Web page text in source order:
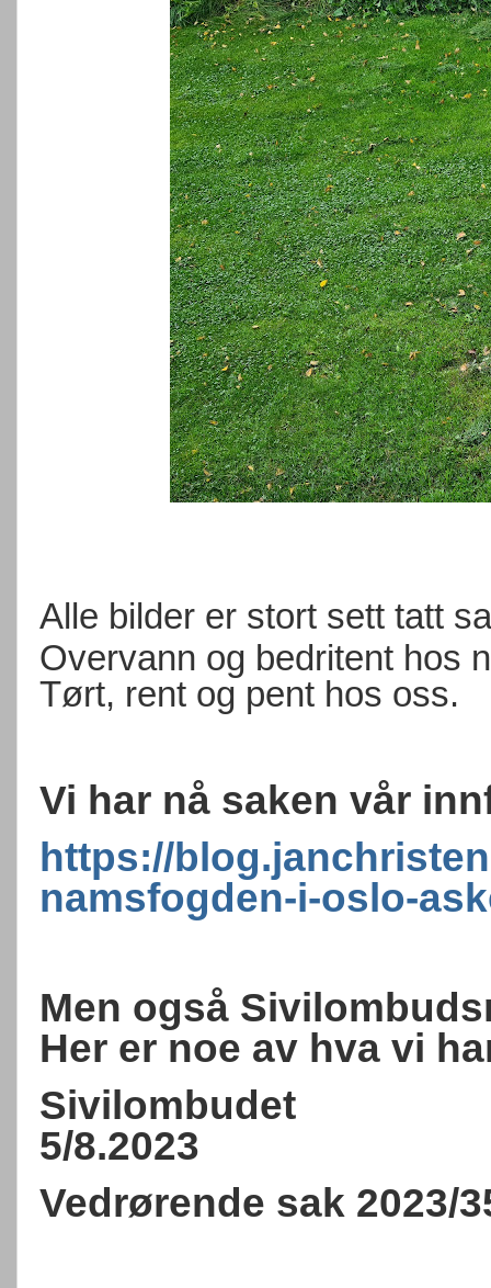
Alle bilder er stort sett tatt
Overvann og bedritent hos
Tørt, rent og pent hos oss.
Vi har nå saken vår
https://
namsfogden-i-oslo-
Men også
Her er noe av hva vi
Sivilombudet
5/8.2023
Vedrørende sak 2023/